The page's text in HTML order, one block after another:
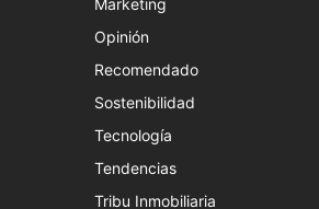
Marketing
Opinión
Recomendado
Sostenibilidad
Tecnología
Tendencias
Tribu Inmobiliaria